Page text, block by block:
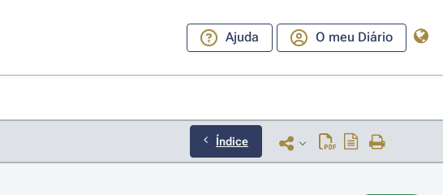
Ajuda O meu Diário
Índice